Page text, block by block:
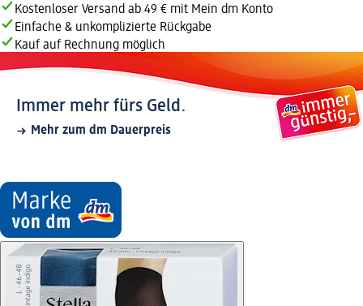
Kostenloser Versand ab 49 € mit Mein dm Konto
Einfache & unkomplizierte Rückgabe
Kauf auf Rechnung möglich
Immer mehr fürs Geld.
Mehr zum dm Dauerpreis